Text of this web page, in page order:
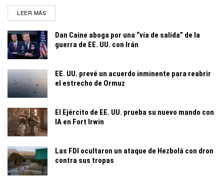
LEER MÁSDETAILS
Dan Caine aboga por una “vía de salida” de la
guerra de EE. UU. con Irán
EE. UU. prevé un acuerdo inminente para reabrir
el estrecho de Ormuz
El Ejército de EE. UU. prueba su nuevo mando con
IA en Fort Irwin
Las FDI ocultaron un ataque de Hezbolá con dron
contra sus tropas